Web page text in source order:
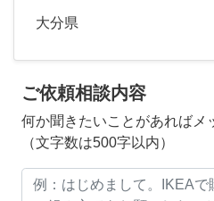
大分県
ご依頼相談内容
何か聞きたいことがあればメ
（文字数は500字以内）